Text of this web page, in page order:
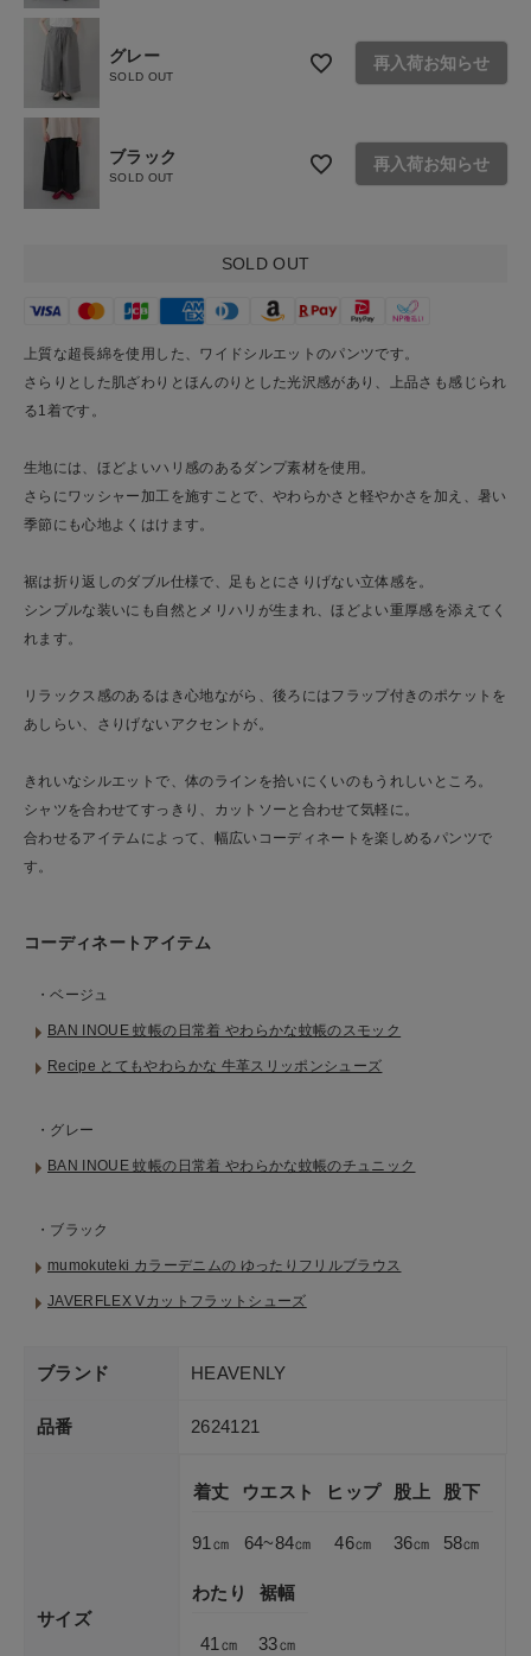
ご利用ガイド
お問い合わせ
ショップリスト
グレー
SOLD OUT
再入荷お知らせ
ブラック
SOLD OUT
再入荷お知らせ
SOLD OUT
上質な超長綿を使用した、ワイドシルエットのパンツです。
さらりとした肌ざわりとほんのりとした光沢感があり、上品さも感じられ
る1着です。
生地には、ほどよいハリ感のあるダンプ素材を使用。
さらにワッシャー加工を施すことで、やわらかさと軽やかさを加え、暑い
季節にも心地よくはけます。
裾は折り返しのダブル仕様で、足もとにさりげない立体感を。
シンプルな装いにも自然とメリハリが生まれ、ほどよい重厚感を添えてく
れます。
リラックス感のあるはき心地ながら、後ろにはフラップ付きのポケットを
あしらい、さりげないアクセントが。
きれいなシルエットで、体のラインを拾いにくいのもうれしいところ。
シャツを合わせてすっきり、カットソーと合わせて気軽に。
合わせるアイテムによって、幅広いコーディネートを楽しめるパンツで
す。
コーディネートアイテム
・ベージュ
BAN INOUE 蚊帳の日常着 やわらかな蚊帳のスモック
Recipe とてもやわらかな 牛革スリッポンシューズ
・グレー
BAN INOUE 蚊帳の日常着 やわらかな蚊帳のチュニック
・ブラック
mumokuteki カラーデニムの ゆったりフリルブラウス
JAVERFLEX Vカットフラットシューズ
ブランド HEAVENLY
品番 2624121
サイズ
着丈
91㎝
ウエスト
64~84㎝
ヒップ
46㎝
股上
36㎝
股下
58㎝
わたり
41㎝
裾幅
33㎝